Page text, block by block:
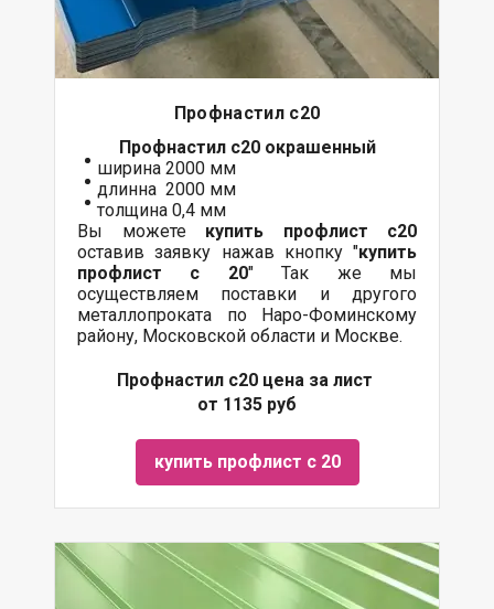
Профнастил с20
Профнастил с20 окрашенный
ширина 2000 мм
длинна 2000 мм
толщина 0,4 мм
Вы можете купить профлист с20
оставив заявку нажав кнопку "купить
профлист с 20" Так же мы
осуществляем поставки и другого
металлопроката по Наро-Фоминскому
району, Московской области и Москве.
Профнастил с20 цена за лист
от 1135 руб
купить профлист с 20